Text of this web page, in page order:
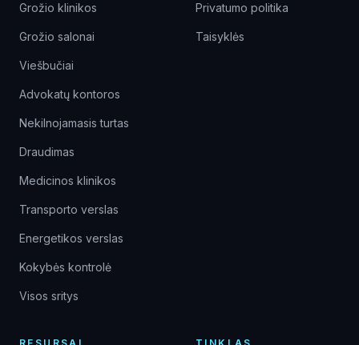
Grožio klinikos
Grožio salonai
Viešbučiai
Advokatų kontoros
Nekilnojamasis turtas
Draudimas
Medicinos klinikos
Transporto verslas
Energetikos verslas
Kokybės kontrolė
Visos sritys
Privatumo politika
Taisyklės